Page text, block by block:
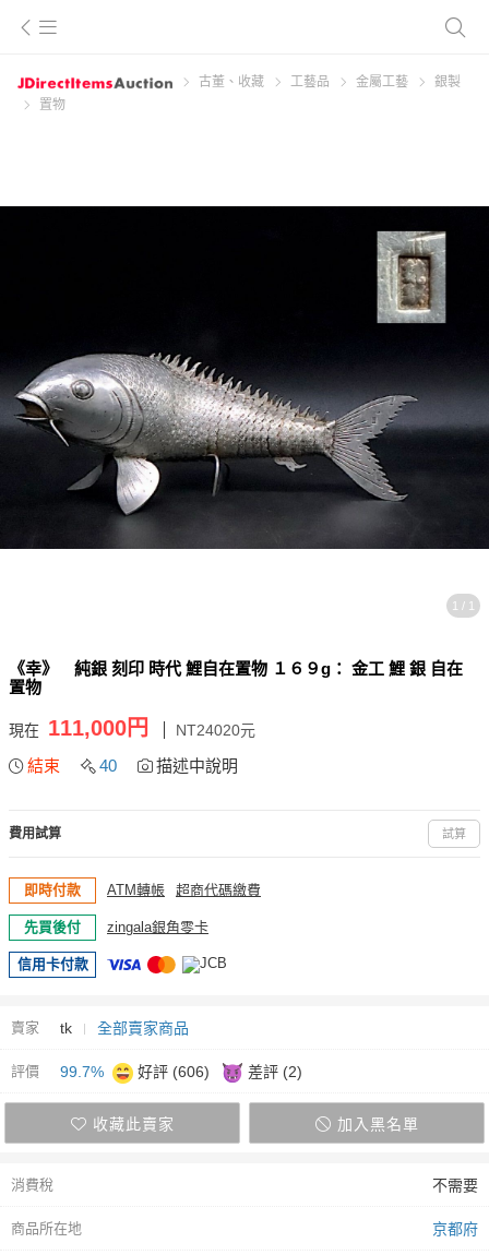
古董、收藏 工藝品 金屬工藝
銀製
置物
1 / 1
《幸》 純銀 刻印 時代 鯉自在置物 １６９g： 金工 鯉 銀 自在
置物
現在 111,000円 NT24020元
結束 40 描述中說明
費用試算 試算
即時付款 ATM轉帳 超商代碼繳費
先買後付 zingala銀角零卡
信用卡付款
賣家 tk 全部賣家商品
評價 99.7% 好評 (606) 差評 (2)
收藏此賣家 加入黑名單
消費稅 不需要
商品所在地 京都府